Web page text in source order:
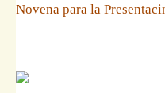
Novena para la